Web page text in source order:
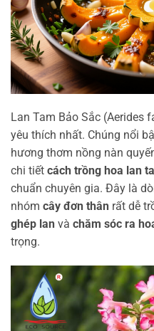
Lan Tam Bảo Sắc
yêu thích nhất. Chúng nổi
hương thơm nồng nàn
chi tiết cách trồng hoa lan
chuẩn chuyên gia. Đây là
nhóm cây đơn thân rất dễ
ghép lan và chăm sóc ra
trọng.